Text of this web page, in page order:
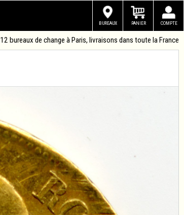
COMPTE
PANIER
BUREAUX
12 bureaux de change à Paris, livraisons dans toute la France